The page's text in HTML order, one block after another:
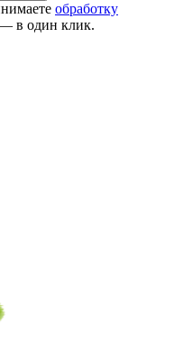
обработку
в один клик.